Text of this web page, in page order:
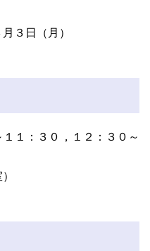
３日（月）
１：３０，１２：３０～